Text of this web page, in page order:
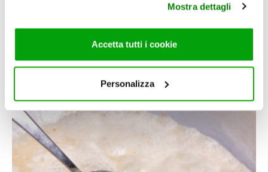
di analisi dei dati web, pubblicità e social media, i quali
potrebbero combinarle con altre informazioni che ha
fornito loro o che hanno raccolto dal suo utilizzo dei loro
cookie consultare la cookie policy. Se clicchi sulla “X” per
chiudere il banner, non verranno installati cookie sul tuo
dispositivo ad eccezione di quelli necessari ai fini del
corretto funzionamento del sito.
Mostra dettagli
Accetta tutti i cookie
Personalizza
Aggiungete il gorgonzola a cubetti e lasciate
sciogliere a fuoco basso per qualche minuto.